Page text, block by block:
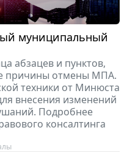
муниципальный
абзацев и пунктов,
причины отмены МПА.
техники от Минюста
внесения изменений
Подробнее
консалтинга